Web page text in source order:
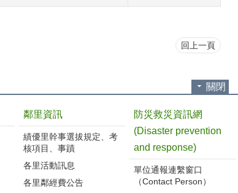
回上一頁
關閉
鄰里資訊
績優里幹事選拔規定、考
核項目、事蹟
各里活動訊息
各里鄰經費公告
防災救災資訊網
(Disaster prevention
and response)
單位通報連繫窗口
（Contact Person）